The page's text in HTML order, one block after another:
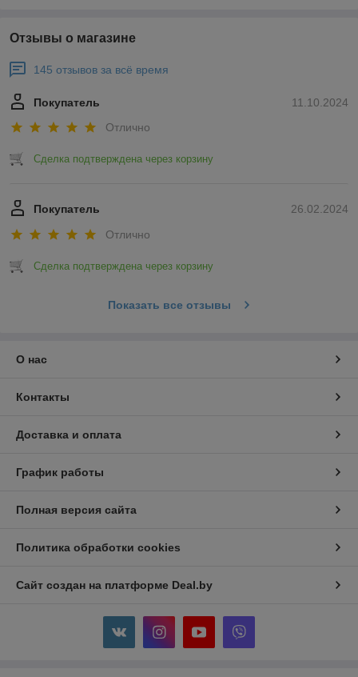
Отзывы о магазине
145 отзывов за всё время
11.10.2024
Покупатель
Отлично
Сделка подтверждена через корзину
26.02.2024
Покупатель
Отлично
Сделка подтверждена через корзину
Показать все отзывы
О нас
Контакты
Доставка и оплата
График работы
Полная версия сайта
Политика обработки cookies
Сайт создан на платформе Deal.by